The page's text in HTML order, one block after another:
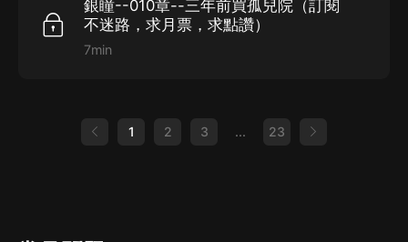
銀瞳--010章--三年前買孤兒院（訂閱
不迷路，求月票，求點讚）
7min
1 2 3 ... 23